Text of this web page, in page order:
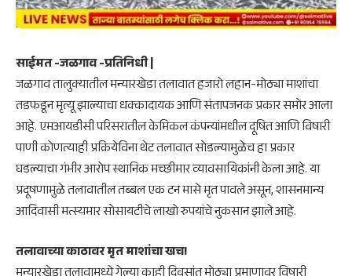
साईमत -जळगाव -प्रतिनिधी |
जळगाव तालुक्यातील मन्यारखेडा तलावात हजारो लहान-मोठ्या माशांचा
तडफडून मृत्यू झाल्याचा धक्कादायक आणि संतापजनक प्रकार समोर आला
आहे. एमआयडीसी परिसरातील केमिकल कंपन्यांमधील दूषित आणि विषारी
पाणी कोणत्याही प्रक्रियेविना थेट तलावात सोडल्यामुळेच हा प्रकार
घडल्याचा गंभीर आरोप स्थानिक मच्छीमार व्यावसायिकांनी केला आहे. या
प्रदूषणामुळे तलावातील तब्बल एक टन मासे मृत पावले असून, शासनमान्य
आदिवासी मत्स्यमार सोसायटीचे लाखो रुपयांचे नुकसान झाले आहे.
​तलावाच्या काठावर मृत माशांचा खच!